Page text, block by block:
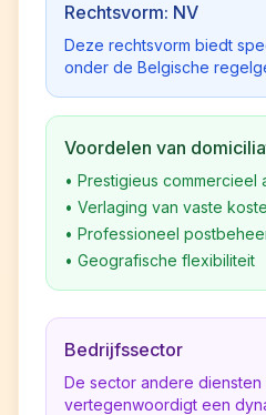
Rechtsvorm: NV
Deze rechtsvorm biedt
onder de Belgische
Voordelen van
• Prestigieus commercieel
• Verlaging van vaste
• Professioneel
• Geografische flexibiliteit
Bedrijfssector
De sector andere diensten
vertegenwoordigt een